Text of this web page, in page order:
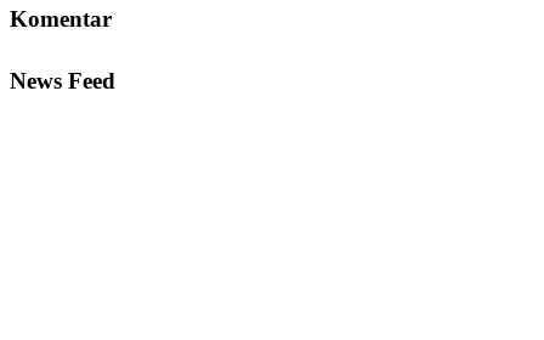
Komentar
News Feed